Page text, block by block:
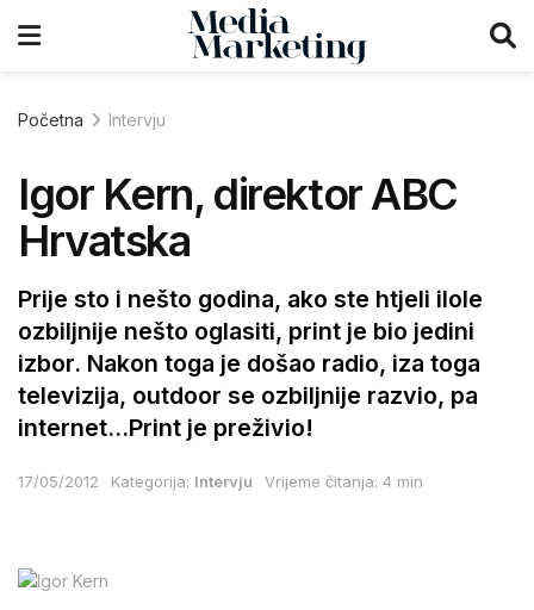
Početna Intervju
Igor Kern, direktor ABC
Hrvatska
Prije sto i nešto godina, ako ste htjeli ilole
ozbiljnije nešto oglasiti, print je bio jedini
izbor. Nakon toga je došao radio, iza toga
televizija, outdoor se ozbiljnije razvio, pa
internet...Print je preživio!
17/05/2012 Kategorija: Intervju Vrijeme čitanja: 4 min